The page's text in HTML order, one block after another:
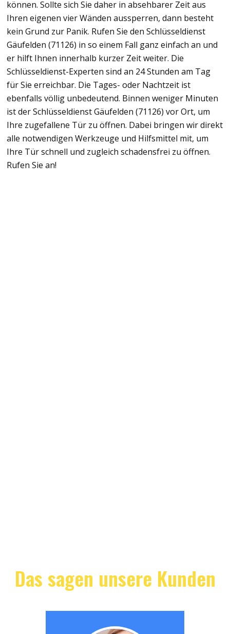
können. Sollte sich Sie daher in absehbarer Zeit aus
Ihren eigenen vier Wänden aussperren, dann besteht
kein Grund zur Panik. Rufen Sie den Schlüsseldienst
Gäufelden (71126) in so einem Fall ganz einfach an und
er hilft Ihnen innerhalb kurzer Zeit weiter. Die
Schlüsseldienst-Experten sind an 24 Stunden am Tag
für Sie erreichbar. Die Tages- oder Nachtzeit ist
ebenfalls völlig unbedeutend. Binnen weniger Minuten
ist der Schlüsseldienst Gäufelden (71126) vor Ort, um
Ihre zugefallene Tür zu öffnen. Dabei bringen wir direkt
alle notwendigen Werkzeuge und Hilfsmittel mit, um
Ihre Tür schnell und zugleich schadensfrei zu öffnen.
Rufen Sie an!
Das sagen unsere Kunden